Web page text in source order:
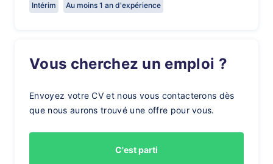
Intérim Au moins 1 an d'expérience
Vous cherchez un emploi ?
Envoyez votre CV et nous vous contacterons dès
que nous aurons trouvé une offre pour vous.
C'est parti